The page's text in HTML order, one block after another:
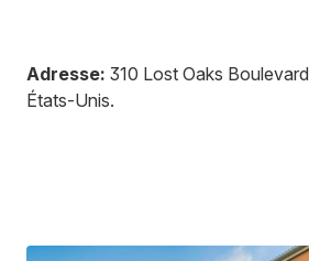
Adresse: 310 Lost Oaks Boulevard
États-Unis.